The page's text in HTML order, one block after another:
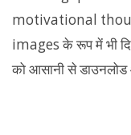
motivational
images के रूप में भी
को आसानी से